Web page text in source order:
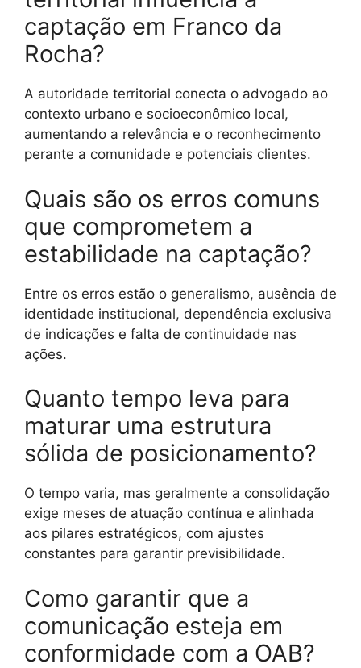
captação em Franco da
Rocha?
A autoridade territorial conecta o advogado ao
contexto urbano e socioeconômico local,
aumentando a relevância e o reconhecimento
perante a comunidade e potenciais clientes.
Quais são os erros comuns
que comprometem a
estabilidade na captação?
Entre os erros estão o generalismo, ausência de
identidade institucional, dependência exclusiva
de indicações e falta de continuidade nas
ações.
Quanto tempo leva para
maturar uma estrutura
sólida de posicionamento?
O tempo varia, mas geralmente a consolidação
exige meses de atuação contínua e alinhada
aos pilares estratégicos, com ajustes
constantes para garantir previsibilidade.
Como garantir que a
comunicação esteja em
conformidade com a OAB?